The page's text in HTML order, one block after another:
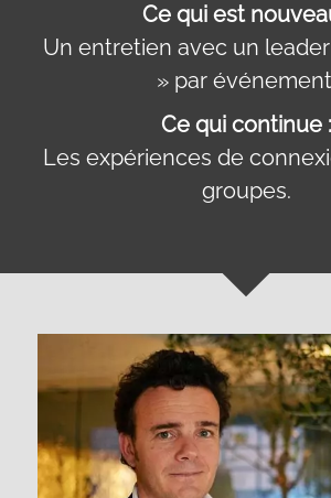
Ce qui est
Un entretien avec un
» par
Ce qui continue :
Les expériences de
groupes.